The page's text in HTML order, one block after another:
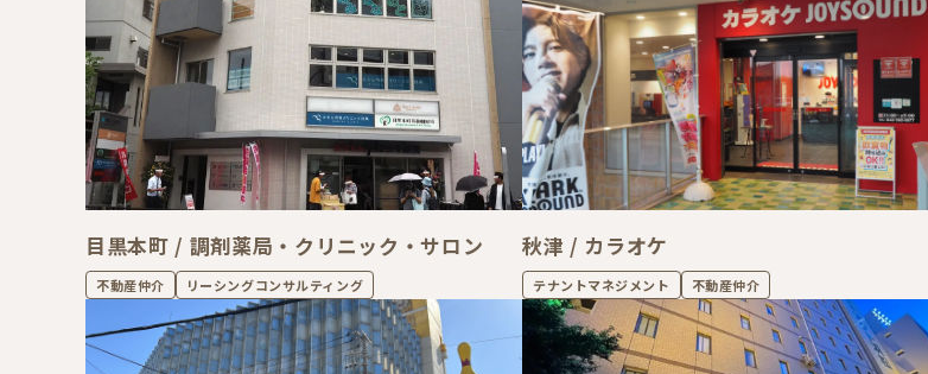
目黒本町 / 調剤薬局・クリニック・サロン
不動産仲介 リーシングコンサルティング
秋津 / カラオケ
テナントマネジメント 不動産仲介